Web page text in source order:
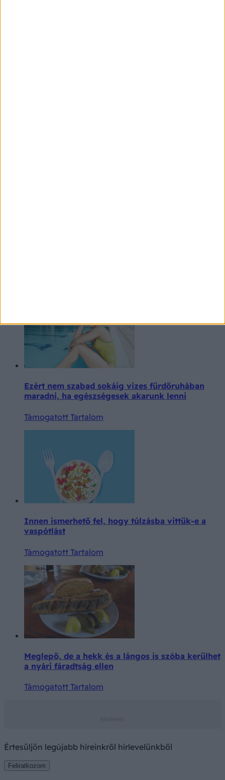
Ezért nem szabad sokáig vizes fürdőruhában
maradni, ha egészségesek akarunk lenni
Támogatott Tartalom
Innen ismerhető fel, hogy túlzásba vittük-e a
vaspótlást
Támogatott Tartalom
Meglepő, de a hekk és a lángos is szóba kerülhet
a nyári fáradtság ellen
Támogatott Tartalom
Értesüljön legújabb híreinkről hírlevelünkből
Feliratkozom